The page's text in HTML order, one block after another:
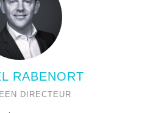
RABENORT
DIRECTEUR